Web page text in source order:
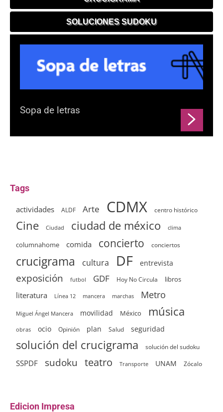
SOLUCIONES SUDOKU
Sopa de letras
Tags
actividades ALDF Arte CDMX centro histórico
Cine Ciudad ciudad de méxico clima
columnahome comida concierto conciertos
crucigrama cultura DF entrevista
exposición futbol GDF Hoy No Circula libros
literatura Línea 12 mancera marchas Metro
Miguel Ángel Mancera movilidad México música
obras ocio Opinión plan Salud seguridad
solución del crucigrama solución del sudoku
SSPDF sudoku teatro Transporte UNAM Zócalo
Edicion Impresa